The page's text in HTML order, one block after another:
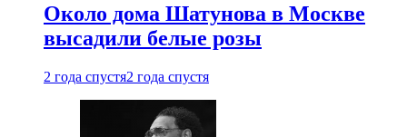
Около дома Шатунова в Москве
высадили белые розы
2 года спустя2 года спустя